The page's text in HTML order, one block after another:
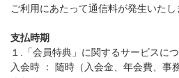
ご利用にあたって通信料が発生いたし
支払時期
１.「会員特典」に関するサービスに
入会時 ： 随時（入会金、年会費、事